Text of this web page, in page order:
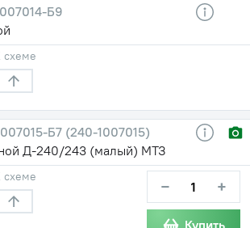
Б9
схеме
Б7 (240-1007015)
Д-240/243 (малый) МТЗ
схеме − +